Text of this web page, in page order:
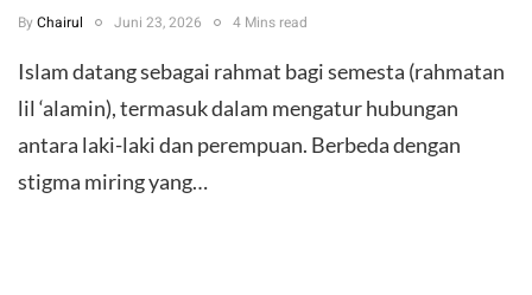
By Chairul Juni 23, 2026 4 Mins read
Islam datang sebagai rahmat bagi semesta (rahmatan
lil ‘alamin), termasuk dalam mengatur hubungan
antara laki-laki dan perempuan. Berbeda dengan
stigma miring yang…